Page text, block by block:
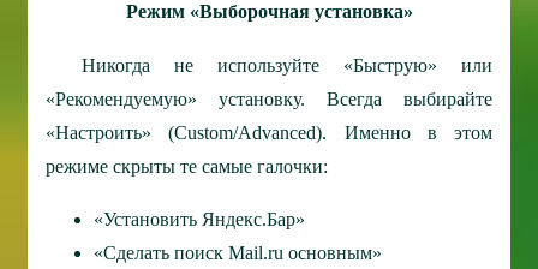
Режим «Выборочная установка»
Никогда не используйте «Быструю» или
«Рекомендуемую» установку. Всегда выбирайте
«Настроить» (Custom/Advanced). Именно в этом
режиме скрыты те самые галочки:
«Установить Яндекс.Бар»
«Сделать поиск Mail.ru основным»